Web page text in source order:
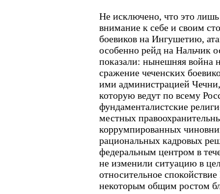
Не исключено, что это
внимание к себе и своим
боевиков на Ингушетию,
особенно рейд на Нальчик
показали: нынешняя война
сражение чеченских
ими администрацией
которую ведут по всему
фундаменталистские
местных
коррумпированных
рациональных кадровых
федеральным центром в
не изменили ситуацию в
относительное спокойствие
некоторым общим ростом